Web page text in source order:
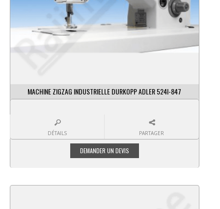
MACHINE ZIGZAG INDUSTRIELLE DURKOPP ADLER 524I-847
DÉTAILS PARTAGER